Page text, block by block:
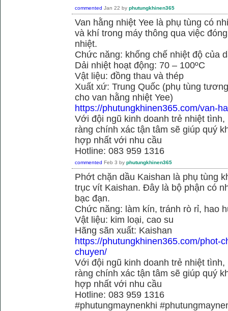
commented Jan 22 by phutungkhinen365
Van hằng nhiệt Yee là phụ tùng có
và khí trong máy thông qua việc
nhiệt.
Chức năng: khống chế nhiệt độ của
Dải nhiệt hoạt động: 70 – 100ºC
Vật liệu: đồng thau và thép
Xuất xứ: Trung Quốc (phụ tùng
cho van hằng nhiệt Yee)
https://phutungkhinen365.com/van-
Với đội ngũ kinh doanh trẻ nhiệt
ràng chính xác tận tâm sẽ giúp quý
hợp nhất với nhu cầu
Hotline: 083 959 1316
commented Feb 3 by phutungkhinen365
Phớt chặn dầu Kaishan là phụ tùng
trục vít Kaishan. Đây là bộ phận có
bạc đạn.
Chức năng: làm kín, tránh rò rỉ, hao
Vật liệu: kim loại, cao su
Hãng sãn xuất: Kaishan
https://phutungkhinen365.com/phot-
chuyen/
Với đội ngũ kinh doanh trẻ nhiệt
ràng chính xác tận tâm sẽ giúp quý
hợp nhất với nhu cầu
Hotline: 083 959 1316
#phutungmaynenkhi